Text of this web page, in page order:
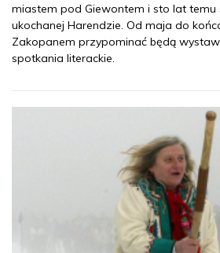
miastem pod Giewontem i sto lat temu
ukochanej Harendzie. Od maja do
Zakopanem przypominać będą
spotkania literackie.